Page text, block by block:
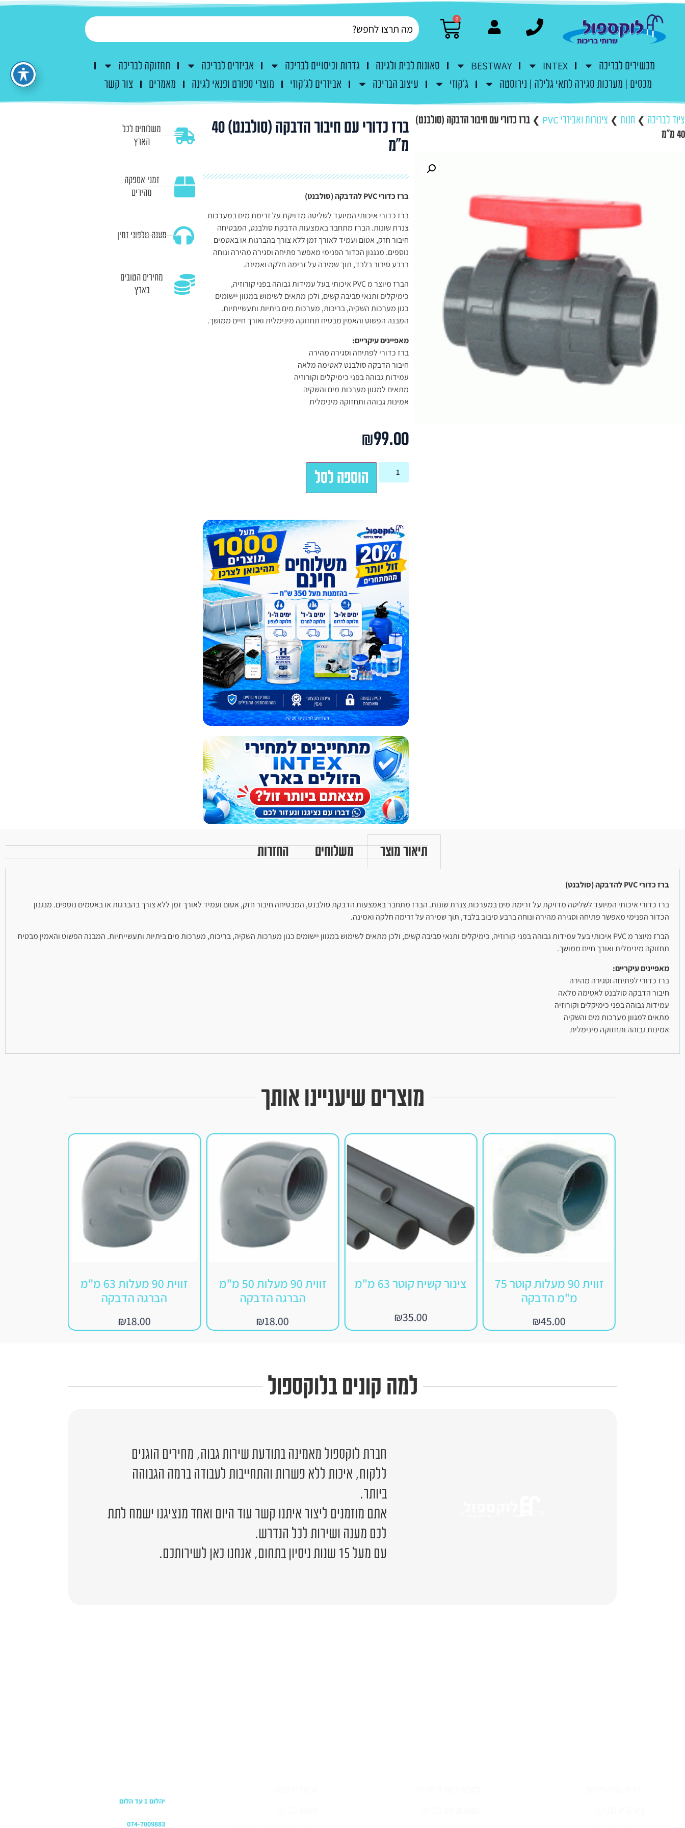
0
מכשירים לבריכה INTEX
BESTWAY סאונות לבית ולגינה גדרות וכיסויים לבריכה אביזרים לבריכה
תחזוקה לבריכה
מכסים | מערכות סגירה לתאי גלילה | נירוסטה
ג'קוזי עיצוב הבריכה אביזרים לג'קוזי מוצרי ספורט ופנאי לגינה מאמרים צור קשר
ציוד לבריכה ❯ חנות ❯ צינורות ואביזרי PVC ❯ ברז כדורי עם חיבור הדבקה (סולבנט)
40 מ"מ
ברז כדורי עם חיבור הדבקה (סולבנט) 40
מ"מ
ברז כדורי PVC להדבקה (סולבנט)
ברז כדורי איכותי המיועד לשליטה מדויקת על זרימת מים במערכות
צנרת שונות. הברז מתחבר באמצעות הדבקת סולבנט, המבטיחה
חיבור חזק, אטום ועמיד לאורך זמן ללא צורך בהברגות או באטמים
נוספים. מנגנון הכדור הפנימי מאפשר פתיחה וסגירה מהירה ונוחה
ברבע סיבוב בלבד, תוך שמירה על זרימה חלקה ואמינה.
הברז מיוצר מ PVC איכותי בעל עמידות גבוהה בפני קורוזיה,
כימיקלים ותנאי סביבה קשים, ולכן מתאים לשימוש במגוון יישומים
כגון מערכות השקיה, בריכות, מערכות מים ביתיות ותעשייתיות.
המבנה הפשוט והאמין מבטיח תחזוקה מינימלית ואורך חיים ממושך.
מאפיינים עיקריים:
ברז כדורי לפתיחה וסגירה מהירה
חיבור הדבקה סולבנט לאטימה מלאה
עמידות גבוהה בפני כימיקלים וקורוזיה
מתאים למגוון מערכות מים והשקיה
אמינות גבוהה ותחזוקה מינימלית
₪99.00
הוספה לסל
משלוחים לכל
הארץ
זמני אספקה
מהירים
מענה טלפוני זמין
מחירים הטובים
בארץ
תיאור מוצר משלוחים החזרות
ברז כדורי PVC להדבקה (סולבנט)
ברז כדורי איכותי המיועד לשליטה מדויקת על זרימת מים במערכות צנרת שונות. הברז מתחבר באמצעות הדבקת סולבנט, המבטיחה חיבור חזק, אטום ועמיד לאורך זמן ללא צורך בהברגות או באטמים נוספים. מנגנון
הכדור הפנימי מאפשר פתיחה וסגירה מהירה ונוחה ברבע סיבוב בלבד, תוך שמירה על זרימה חלקה ואמינה.
הברז מיוצר מ PVC איכותי בעל עמידות גבוהה בפני קורוזיה, כימיקלים ותנאי סביבה קשים, ולכן מתאים לשימוש במגוון יישומים כגון מערכות השקיה, בריכות, מערכות מים ביתיות ותעשייתיות. המבנה הפשוט והאמין מבטיח
תחזוקה מינימלית ואורך חיים ממושך.
מאפיינים עיקריים:
ברז כדורי לפתיחה וסגירה מהירה
חיבור הדבקה סולבנט לאטימה מלאה
עמידות גבוהה בפני כימיקלים וקורוזיה
מתאים למגוון מערכות מים והשקיה
אמינות גבוהה ותחזוקה מינימלית
מוצרים שיעניינו אותך
זווית 90 מעלות קוטר 75
מ"מ הדבקה
₪45.00
צינור קשיח קוטר 63 מ"מ
₪35.00
זווית 90 מעלות 50 מ"מ
הברגה הדבקה
₪18.00
זווית 90 מעלות 63 מ"מ
הברגה הדבקה
₪18.00
למה קונים בלוקספול
חברת לוקספול מאמינה בתודעת שירות גבוה, מחירים הוגנים
ללקוח, איכות ללא פשרות והתחייבות לעבודה ברמה הגבוהה
ביותר.
אתם מוזמנים ליצור איתנו קשר עוד היום ואחד מנציגנו ישמח לתת
לכם מענה ושירות לכל הנדרש.
עם מעל 15 שנות ניסיון בתחום, אנחנו כאן לשירותכם.
יהלום 1 עד הלום
074-7009883